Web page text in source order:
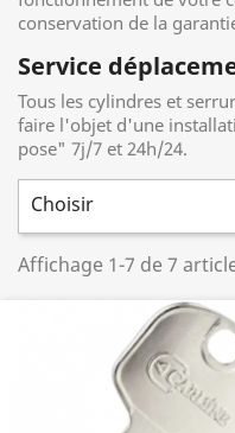
conservation de la
Service
Tous les cylindres et
faire l'objet d'une
pose" 7j/7 et 24h/24.
Choisir
Affichage 1-7 de 7